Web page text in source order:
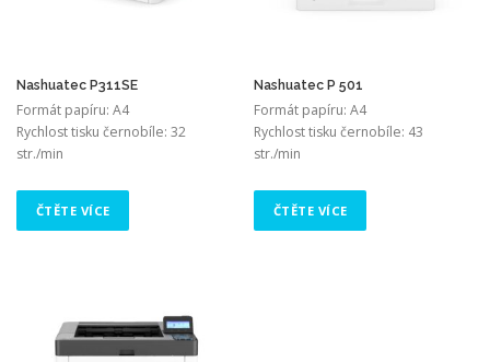
Nashuatec P311SE
Formát papíru: A4
Rychlost tisku černobíle: 32
str./min
ČTĚTE VÍCE
Nashuatec P 501
Formát papíru: A4
Rychlost tisku černobíle: 43
str./min
ČTĚTE VÍCE